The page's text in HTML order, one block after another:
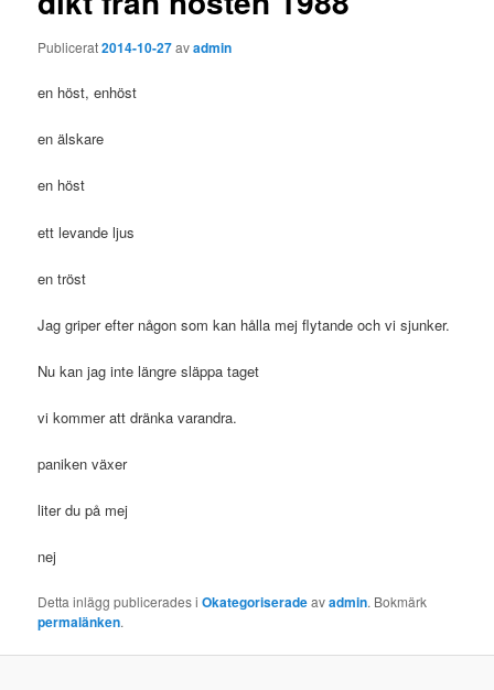
Publicerat2014-10-27avadmin
en höst, enhöst
en älskare
en höst
ett levande ljus
en tröst
Jag griper efter någon som kan hålla mej flytande och vi sjunker.
Nu kan jag inte längre släppa taget
vi kommer att dränka varandra.
paniken växer
liter du på mej
nej
Detta inlägg publicerades iOkategoriseradeavadmin. Bokmärk
permalänken.